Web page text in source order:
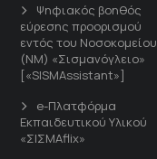
Ψηφιακός βοηθός
εύρεσης προορισμού
εντός του Νοσοκομείου
(ΝΜ) «Σισμανόγλειο»
[«SISMAssistant»]
e-Πλατφόρμα
Εκπαιδευτικού Υλικού
«ΣΙΣΜΑflix»